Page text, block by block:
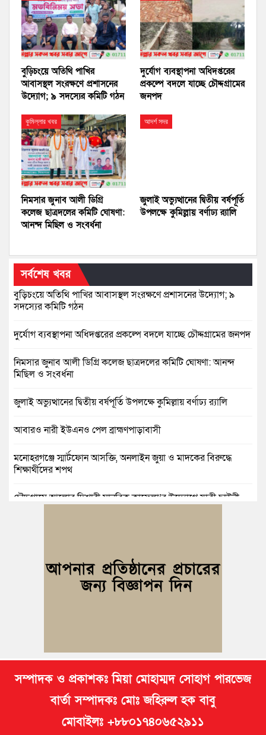
বুড়িচংয়ে অতিথি পাখির
আবাসস্থল সংরক্ষণে প্রশাসনের
উদ্যোগ; ৯ সদস্যের কমিটি গঠন
দুর্যোগ ব্যবস্থাপনা অধিদপ্তরের
প্রকল্পে বদলে যাচ্ছে চৌদ্দগ্রামের
জনপদ
কুমিল্লার খবর
নিমসার জুনাব আলী ডিগ্রি
কলেজ ছাত্রদলের কমিটি ঘোষণা:
আনন্দ মিছিল ও সংবর্ধনা
আদর্শ সদর
জুলাই অভ্যুত্থানের দ্বিতীয় বর্ষপূর্তি
উপলক্ষে কুমিল্লায় বর্ণাঢ্য র‍্যালি
সর্বশেষ খবর
বুড়িচংয়ে অতিথি পাখির আবাসস্থল সংরক্ষণে প্রশাসনের উদ্যোগ; ৯
সদস্যের কমিটি গঠন
দুর্যোগ ব্যবস্থাপনা অধিদপ্তরের প্রকল্পে বদলে যাচ্ছে চৌদ্দগ্রামের জনপদ
নিমসার জুনাব আলী ডিগ্রি কলেজ ছাত্রদলের কমিটি ঘোষণা: আনন্দ
মিছিল ও সংবর্ধনা
জুলাই অভ্যুত্থানের দ্বিতীয় বর্ষপূর্তি উপলক্ষে কুমিল্লায় বর্ণাঢ্য র‍্যালি
আবারও নারী ইউএনও পেল ব্রাহ্মণপাড়াবাসী
মনোহরগঞ্জে স্মার্টফোন আসক্তি, অনলাইন জুয়া ও মাদকের বিরুদ্ধে
শিক্ষার্থীদের শপথ
চৌদ্দগ্রামে আলোর দিশারী মানবিক কাফেলা’র উদ্যোগে যাত্রী ছাউনী
জলিল ও শাহ ইমরানের নেতৃত্বে বরুড়া উপজেলা স্বেচ্ছাসেবক দলের
আংশিক কমিটি ঘোষণা
সম্পাদক ও প্রকাশকঃ মিয়া মোহাম্মদ সোহাগ পারভেজ
বার্তা সম্পাদকঃ মোঃ জহিরুল হক বাবু
মোবাইলঃ +৮৮০১৭৪০৬৫২৯১১